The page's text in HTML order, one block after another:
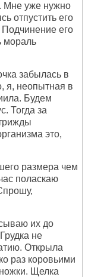
Мне уже нужно
отпустить его
Подчинение его
мораль
забылась в
я, неопытная в
Будем
Тогда за
это,
размера чем
поласкаю
их до
не
Открыла
раз коровьими
Щелка